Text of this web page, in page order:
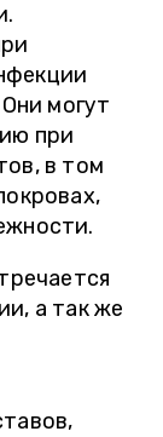
могут
при
в том
а так же